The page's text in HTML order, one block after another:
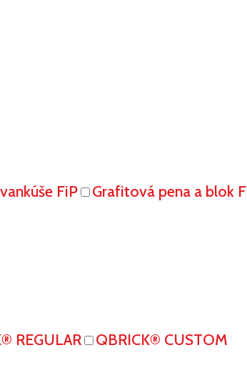
FiP Grafitová pena a blok
REGULAR
QBRICK® CUSTOM